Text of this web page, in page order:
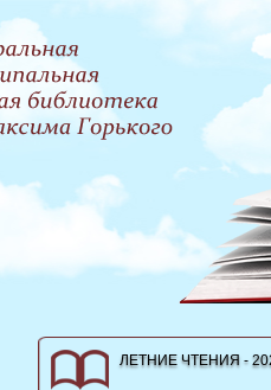
ЛЕТНИЕ ЧТЕНИЯ -